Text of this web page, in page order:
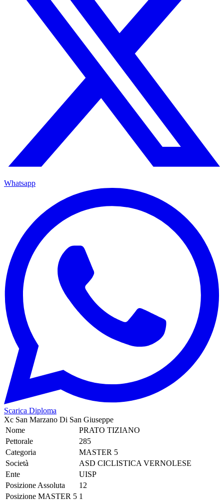
Whatsapp
Scarica Diploma
Xc San Marzano Di San Giuseppe
Nome
PRATO TIZIANO
Pettorale
285
Categoria
MASTER 5
Società
ASD CICLISTICA VERNOLESE
Ente
UISP
Posizione Assoluta
12
Posizione MASTER 5 1